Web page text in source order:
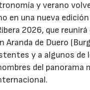
y verano
en una nueva edición
2026, que reunirá
Aranda de Duero
y a algunos de
del panorama